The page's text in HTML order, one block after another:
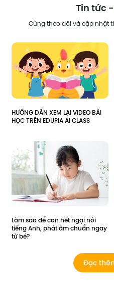
Tin tức
Cùng theo dõi và cập nhật
HƯỚNG DẪN XEM LẠI VIDEO BÀI
HỌC TRÊN EDUPIA AI CLASS
Làm sao để con hết ngại nói
tiếng Anh, phát âm chuẩn ngay
từ bé?
Đọc